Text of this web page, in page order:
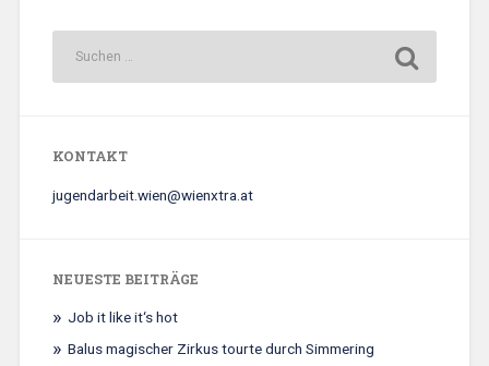
KONTAKT
jugendarbeit.wien@wienxtra.at
NEUESTE BEITRÄGE
Job it like it‘s hot
Balus magischer Zirkus tourte durch Simmering